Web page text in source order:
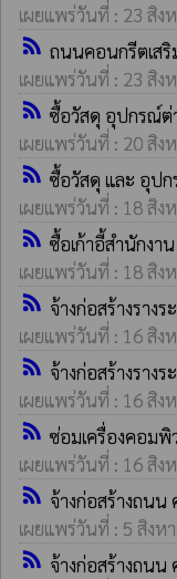
เผยแพร่วันที่ : 23 สิง
rss_feed ถนนคอนกรีตเสริ
เผยแพร่วันที่ : 23 สิง
rss_feed ซื้อวัสดุ อุปกรณ์ต่
เผยแพร่วันที่ : 20 สิง
rss_feed ซื้อวัสดุ และ อุปก
เผยแพร่วันที่ : 18 สิง
rss_feed ซื้อเก้าอี้สำนักงา
เผยแพร่วันที่ : 18 สิง
rss_feed จ้างก่อสร้างราง
เผยแพร่วันที่ : 16 สิง
rss_feed จ้างก่อสร้างราง
เผยแพร่วันที่ : 16 สิง
rss_feed ซ่อมเครื่องคอมพิ
เผยแพร่วันที่ : 16 สิง
rss_feed จ้างก่อสร้างถนน
เผยแพร่วันที่ : 5 สิงห
rss_feed จ้างก่อสร้างถนน